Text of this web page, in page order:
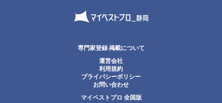
専門家登録·掲載について
運営会社
利用規約
プライバシーポリシー
お問い合わせ
マイベストプロ 全国版